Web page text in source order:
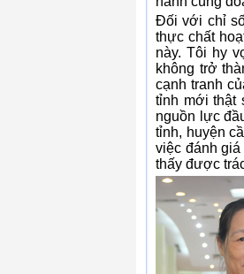
Đối với chỉ
thực chất
này. Tôi hy
không trở
cạnh tranh
tỉnh mới thật
nguồn lực
tỉnh, huyện
việc đánh
thấy được